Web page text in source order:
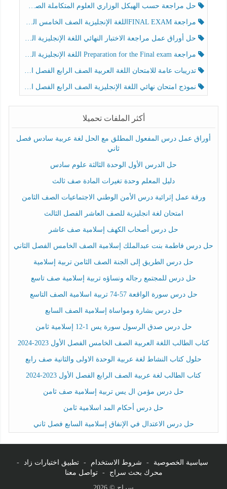
حل مراجعة حسب الهيكل الوزاري العلوم المتكاملة الصف الخامس عام الفصل الثالث
مراجعة FINAL EXAMاللغة الإنجليزية الصف الخامس الفصل الثالث
حل أوراق عمل مراجعة الاختبار النهائي اللغة الإنجليزية الصف الرابع الفصل الثالث
مراجعة Preparation for the Final exam اللغة الإنجليزية الصف الرابع الفصل الثالث
تدريبات عامة للامتحان اللغة العربية الصف الرابع الفصل الثالث
نموذج امتحان نهائي اللغة الإنجليزية الصف الرابع الفصل الثالث
أكثر الملفات تحميلا
أوراق عمل درس المفعول المطلق مع الحل لغة عربية سادس فصل
ثاني
حل الدرس الأول الوحدة الثالثة علوم سادس
دليل المعلم وحدة تغيرات المادة صف ثالث
ورقة عمل إثرائية درس الأمن الوطني الاجتماعيات الصف الثامن
امتحان لغة انجليزية للصف العاشر الفصل الثالث
حل درس أصحاب الكهف إسلامية صف عاشر
حل درس فاطمة بنت عبدالملك إسلامية الصف الخامس الفصل الثاني
حل درس الطريق إلى الجنة الصف الثامن تربية إسلامية
حل درس للمجتمع رجاله ونساؤه تربية إسلامية صف تاسع
حل درس سورة الواقعة 57-74 تربية اسلامية الصف التاسع
حل درس بشارة ومواساة إسلامية الصف السابع
حل درس صدق الرسول سورة يس 1-12 إسلامية ثامن
كتاب الطالب اللغة العربية الصف الخامس الفصل الأول 2023-2024
حلول كتاب النشاط لغة عربية الوحدة الاولى والثانية صف رابع
كتاب الطالب لغة عربية الصف الرابع الفصل الأول 2023-2024
حل درس مؤمن ال يس تربية إسلامية صف ثامن
حل درس أحكام المد اسلامية ثامن
حل درس الاعتدال في الإنفاق إسلامية السابع فصل ثاني
سياسية الخصوصية - شروط الاستخدام - تطبيق اختبارات زاد
-
محرك بحث سراج
-
تواصل معنا